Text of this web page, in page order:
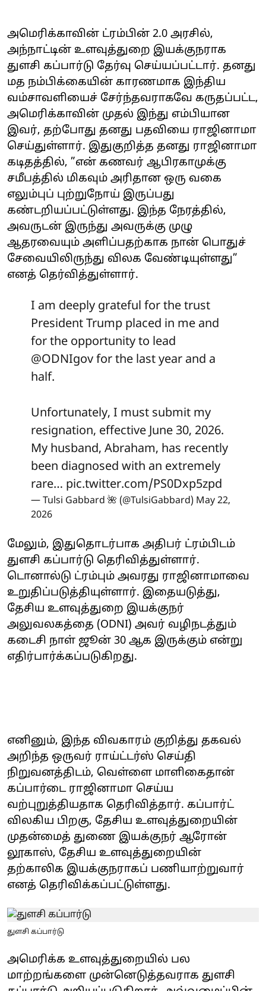
அமெரிக்காவின் ட்ரம்பின் 2.0 அரசில்,
அந்நாட்டின் உளவுத்துறை இயக்குநராக
துளசி கப்பார்டு தேர்வு செய்யப்பட்டார். தனது
மத நம்பிக்கையின் காரணமாக இந்திய
வம்சாவளியைச் சேர்ந்தவராகவே கருதப்பட்ட,
அமெரிக்காவின் முதல் இந்து எம்பியான
இவர், தற்போது தனது பதவியை ராஜினாமா
செய்துள்ளார். இதுகுறித்த தனது ராஜினாமா
கடிதத்தில், ”என் கணவர் ஆபிரகாமுக்கு
சமீபத்தில் மிகவும் அரிதான ஒரு வகை
எலும்புப் புற்றுநோய் இருப்பது
கண்டறியப்பட்டுள்ளது. இந்த நேரத்தில்,
அவருடன் இருந்து அவருக்கு முழு
ஆதரவையும் அளிப்பதற்காக நான் பொதுச்
சேவையிலிருந்து விலக வேண்டியுள்ளது”
எனத் தெர்வித்துள்ளார்.
I am deeply grateful for the trust
President Trump placed in me and
for the opportunity to lead
@ODNIgov for the last year and a
half.
Unfortunately, I must submit my
resignation, effective June 30, 2026.
My husband, Abraham, has recently
been diagnosed with an extremely
rare… pic.twitter.com/PS0Dxp5zpd
— Tulsi Gabbard 🌺 (@TulsiGabbard) May 22,
2026
மேலும், இதுதொடர்பாக அதிபர் ட்ரம்பிடம்
துளசி கப்பார்டு தெரிவித்துள்ளார்.
டொனால்டு ட்ரம்பும் அவரது ராஜினாமாவை
உறுதிப்படுத்தியுள்ளார். இதையடுத்து,
தேசிய உளவுத்துறை இயக்குநர்
அலுவலகத்தை (ODNI) அவர் வழிநடத்தும்
கடைசி நாள் ஜூன் 30 ஆக இருக்கும் என்று
எதிர்பார்க்கப்படுகிறது.
எனினும், இந்த விவகாரம் குறித்து தகவல்
அறிந்த ஒருவர் ராய்ட்டர்ஸ் செய்தி
நிறுவனத்திடம், வெள்ளை மாளிகைதான்
கப்பார்டை ராஜினாமா செய்ய
வற்புறுத்தியதாக தெரிவித்தார். கப்பார்ட்
விலகிய பிறகு, தேசிய உளவுத்துறையின்
முதன்மைத் துணை இயக்குநர் ஆரோன்
லூகாஸ், தேசிய உளவுத்துறையின்
தற்காலிக இயக்குநராகப் பணியாற்றுவார்
எனத் தெரிவிக்கப்பட்டுள்ளது.
துளசி கப்பார்டு
அமெரிக்க உளவுத்துறையில் பல
மாற்றங்களை முன்னெடுத்தவராக துளசி